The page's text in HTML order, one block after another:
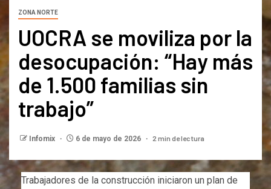
ZONA NORTE
UOCRA se moviliza por la
desocupación: “Hay más
de 1.500 familias sin
trabajo”
Infomix 6 de mayo de 2026 2 min de lectura
Trabajadores de la construcción iniciaron un plan de